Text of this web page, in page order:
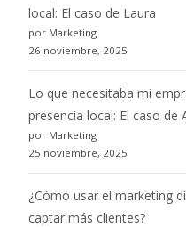
local: El caso de Laura
por Marketing
26 noviembre, 2025
Lo que necesitaba mi
presencia local: El caso de
por Marketing
25 noviembre, 2025
¿Cómo usar el marketing
captar más clientes?